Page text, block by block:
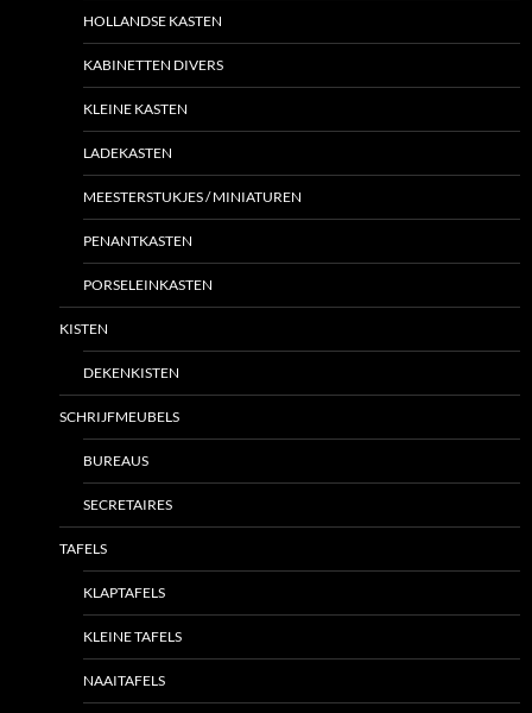
HOLLANDSE KASTEN
KABINETTEN DIVERS
KLEINE KASTEN
LADEKASTEN
MEESTERSTUKJES / MINIATUREN
PENANTKASTEN
PORSELEINKASTEN
KISTEN
DEKENKISTEN
SCHRIJFMEUBELS
BUREAUS
SECRETAIRES
TAFELS
KLAPTAFELS
KLEINE TAFELS
NAAITAFELS